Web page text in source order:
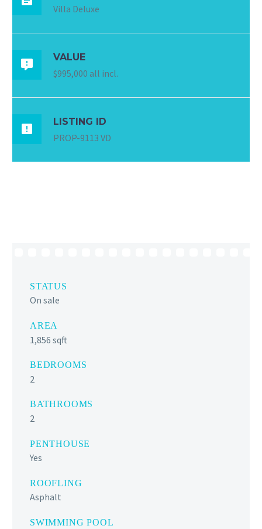
Villa Deluxe

VALUE
$995,000 all incl.

LISTING ID
PROP-9113 VD
STATUS
On sale
AREA
1,856 sqft
BEDROOMS
2
BATHROOMS
2
PENTHOUSE
Yes
ROOFLING
Asphalt
SWIMMING POOL